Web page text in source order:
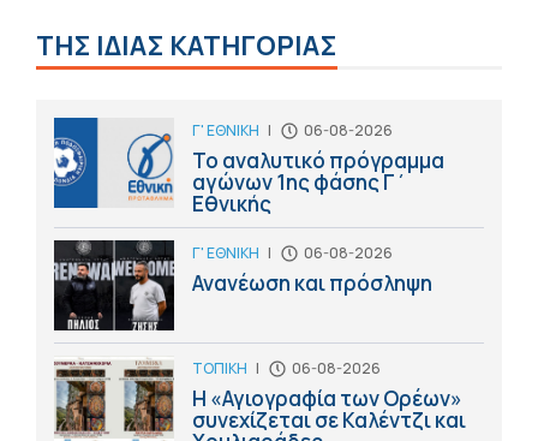
ΤΗΣ ΙΔΙΑΣ ΚΑΤΗΓΟΡΙΑΣ
Γ' ΕΘΝΙΚΗ | 06-08-2026
Το αναλυτικό πρόγραμμα
αγώνων 1ης φάσης Γ΄
Εθνικής
Γ' ΕΘΝΙΚΗ | 06-08-2026
Ανανέωση και πρόσληψη
ΤΟΠΙΚΗ | 06-08-2026
Η «Αγιογραφία των Ορέων»
συνεχίζεται σε Καλέντζι και